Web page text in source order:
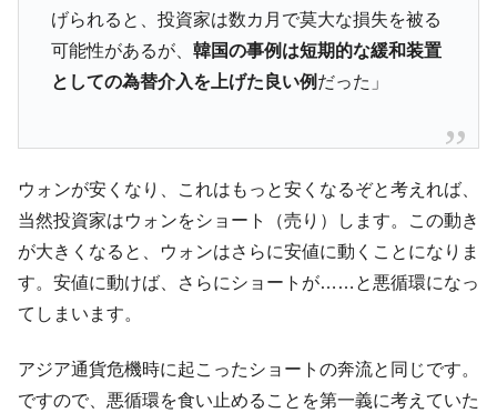
げられると、投資家は数カ月で莫大な損失を被る
可能性があるが、 韓国の事例は短期的な緩和装置
としての為替介入を上げた良い例 だった」
ウォンが安くなり、これはもっと安くなるぞと考えれば、
当然投資家はウォンをショート（売り）します。この動き
が大きくなると、ウォンはさらに安値に動くことになりま
す。安値に動けば、さらにショートが……と悪循環になっ
てしまいます。
アジア通貨危機時に起こったショートの奔流と同じです。
ですので、悪循環を食い止めることを第一義に考えていた